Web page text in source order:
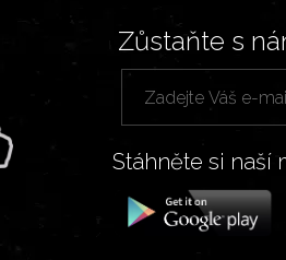
Zůstaňte s
Stáhněte si naší